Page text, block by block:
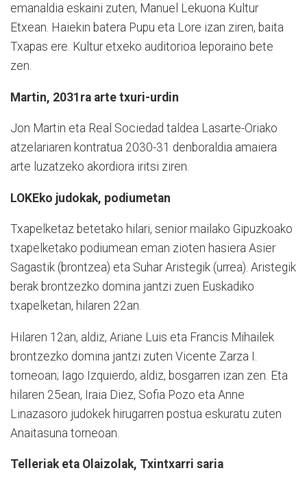
emanaldia eskaini zuten, Manuel Lekuona Kultur
Etxean. Haiekin batera Pupu eta Lore izan ziren, baita
Txapas ere. Kultur etxeko auditorioa leporaino bete
zen.
Martin, 2031ra arte txuri-urdin
Jon Martin eta Real Sociedad taldea Lasarte-Oriako
atzelariaren kontratua 2030-31 denboraldia amaiera
arte luzatzeko akordiora iritsi ziren.
LOKEko judokak, podiumetan
Txapelketaz betetako hilari, senior mailako Gipuzkoako
txapelketako podiumean eman zioten hasiera Asier
Sagastik (brontzea) eta Suhar Aristegik (urrea). Aristegik
berak brontzezko domina jantzi zuen Euskadiko
txapelketan, hilaren 22an.
Hilaren 12an, aldiz, Ariane Luis eta Francis Mihailek
brontzezko domina jantzi zuten Vicente Zarza I.
torneoan; Iago Izquierdo, aldiz, bosgarren izan zen. Eta
hilaren 25ean, Iraia Diez, Sofia Pozo eta Anne
Linazasoro judokek hirugarren postua eskuratu zuten
Anaitasuna torneoan.
Telleriak eta Olaizolak, Txintxarri saria